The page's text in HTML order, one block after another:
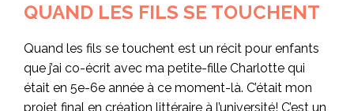
QUAND LES FILS SE TOUCHENT
Quand les fils se touchent est un récit pour enfants
que j’ai co-écrit avec ma petite-fille Charlotte qui
était en 5e-6e année à ce moment-là. C’était mon
projet final en création littéraire à l’université! C’est un